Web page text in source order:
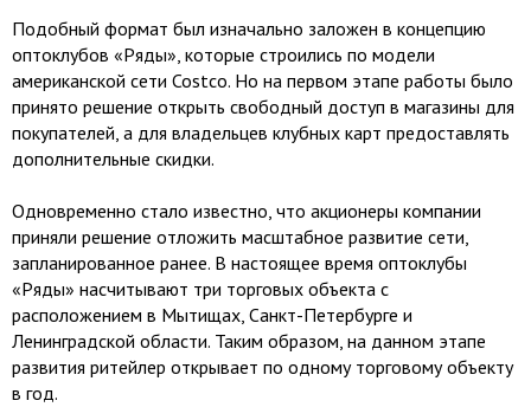
Подобный формат был изначально заложен в концепцию
оптоклубов «Ряды», которые строились по модели
американской сети Costco. Но на первом этапе работы было
принято решение открыть свободный доступ в магазины для
покупателей, а для владельцев клубных карт предоставлять
дополнительные скидки.
Одновременно стало известно, что акционеры компании
приняли решение отложить масштабное развитие сети,
запланированное ранее. В настоящее время оптоклубы
«Ряды» насчитывают три торговых объекта с
расположением в Мытищах, Санкт-Петербурге и
Ленинградской области. Таким образом, на данном этапе
развития ритейлер открывает по одному торговому объекту
в год.